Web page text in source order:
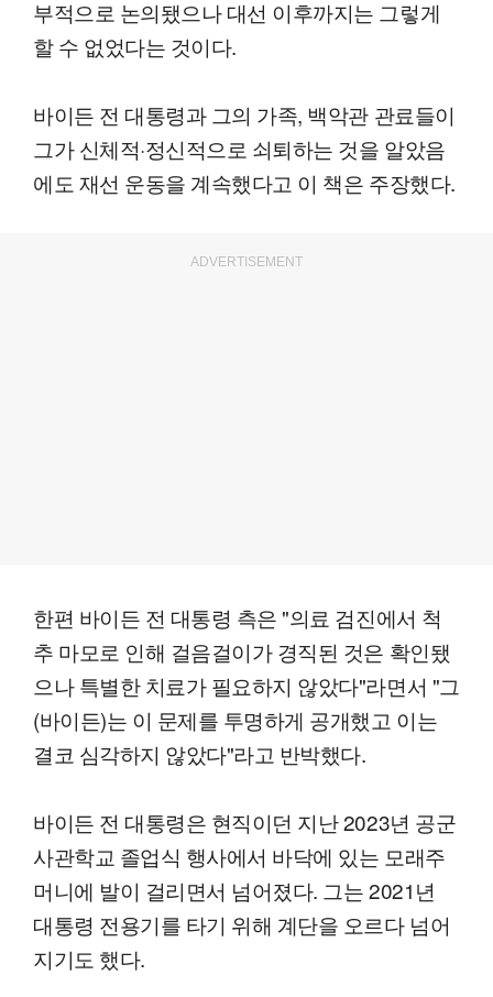
부적으로 논의됐으나 대선 이후까지는 그렇게
할 수 없었다는 것이다.
바이든 전 대통령과 그의 가족, 백악관 관료들이
그가 신체적·정신적으로 쇠퇴하는 것을 알았음
에도 재선 운동을 계속했다고 이 책은 주장했다.
ADVERTISEMENT
한편 바이든 전 대통령 측은 "의료 검진에서 척
추 마모로 인해 걸음걸이가 경직된 것은 확인됐
으나 특별한 치료가 필요하지 않았다"라면서 "그
(바이든)는 이 문제를 투명하게 공개했고 이는
결코 심각하지 않았다"라고 반박했다.
바이든 전 대통령은 현직이던 지난 2023년 공군
사관학교 졸업식 행사에서 바닥에 있는 모래주
머니에 발이 걸리면서 넘어졌다. 그는 2021년
대통령 전용기를 타기 위해 계단을 오르다 넘어
지기도 했다.